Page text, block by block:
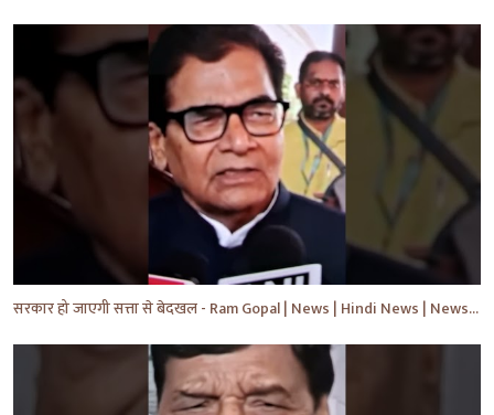
सरकार हो जाएगी सत्ता से बेदखल - Ram Gopal | News | Hindi News | News Today | #shorts #ytshorts #yt